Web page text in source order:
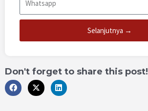
Selanjutnya →
Don't forget to share this post!